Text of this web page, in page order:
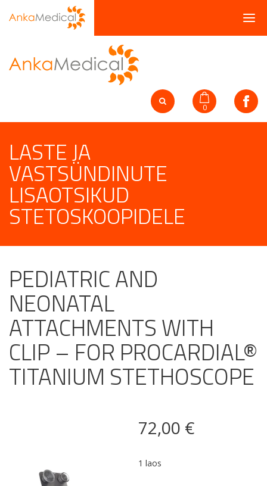
0
LASTE JA
VASTSÜNDINUTE
LISAOTSIKUD
STETOSKOOPIDELE
PEDIATRIC AND
NEONATAL
ATTACHMENTS WITH
CLIP – FOR PROCARDIAL®
TITANIUM STETHOSCOPE
72,00 €
1 laos